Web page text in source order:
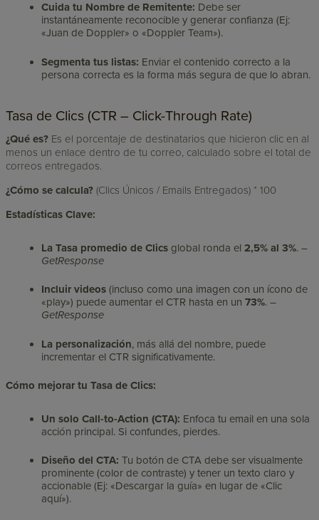
Cuida tu Nombre de Remitente: Debe ser
instantáneamente reconocible y generar confianza (Ej:
«Juan de Doppler» o «Doppler Team»).
Segmenta tus listas: Enviar el contenido correcto a la
persona correcta es la forma más segura de que lo abran.
Tasa de Clics (CTR – Click-Through Rate)
¿Qué es? Es el porcentaje de destinatarios que hicieron clic en al
menos un enlace dentro de tu correo, calculado sobre el total de
correos entregados.
¿Cómo se calcula? (Clics Únicos / Emails Entregados) * 100
Estadísticas Clave:
La Tasa promedio de Clics global ronda el2,5% al 3%. –
GetResponse
Incluir videos (incluso como una imagen con un ícono de
«play») puede aumentar el CTR hasta en un73%. –
GetResponse
La personalización, más allá del nombre, puede
incrementar el CTR significativamente.
Cómo mejorar tu Tasa de Clics:
Un solo Call-to-Action (CTA): Enfoca tu email en una sola
acción principal. Si confundes, pierdes.
Diseño del CTA: Tu botón de CTA debe ser visualmente
prominente (color de contraste) y tener un texto claro y
accionable (Ej: «Descargar la guía» en lugar de «Clic
aquí»).